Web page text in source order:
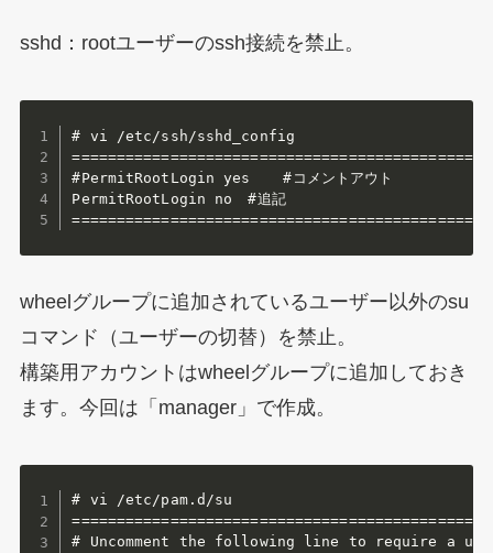
sshd：rootユーザーのssh接続を禁止。
# vi /etc/ssh/sshd_config
#PermitRootLogin yes	#コメントアウト
PermitRootLogin no	#追記
wheelグループに追加されているユーザー以外のsu
コマンド（ユーザーの切替）を禁止。
構築用アカウントはwheelグループに追加しておき
ます。今回は「manager」で作成。
# vi /etc/pam.d/su
# Uncomment the following line to require a